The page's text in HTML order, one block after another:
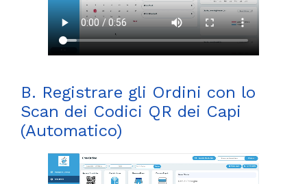
B. Registrare gli Ordini con lo
Scan dei Codici QR dei Capi
(Automatico)